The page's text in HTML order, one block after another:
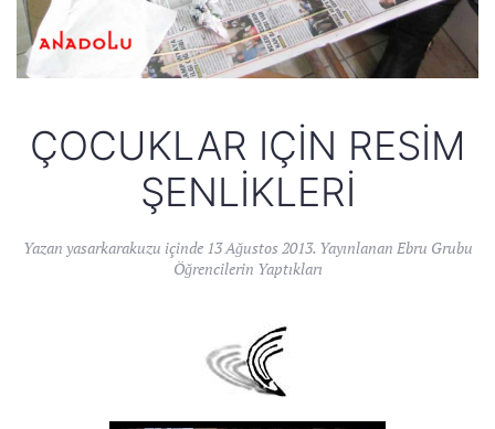
ÇOCUKLAR IÇIN RESIM
ŞENLIKLERI
Yazan yasarkarakuzu içinde 13 Ağustos 2013. Yayınlanan Ebru Grubu
Öğrencilerin Yaptıkları